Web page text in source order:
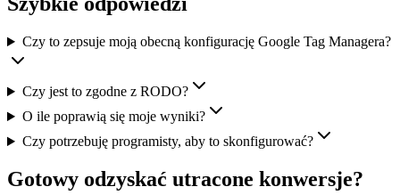
Czy to zepsuje moją obecną konfigurację Google Tag Managera?
Czy jest to zgodne z RODO?
O ile poprawią się moje wyniki?
Czy potrzebuję programisty, aby to skonfigurować?
Gotowy odzyskać utracone konwersje?